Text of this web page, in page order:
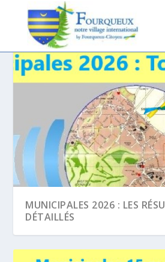
CATÉGORIE :
MUNICIPALES 2026 : LES
DÉTAILLÉS